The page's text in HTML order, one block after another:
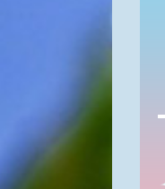
這一天如
的收成會
諱打雷的
俗諺的意
的說法，
農曆六
會比較早
」在七